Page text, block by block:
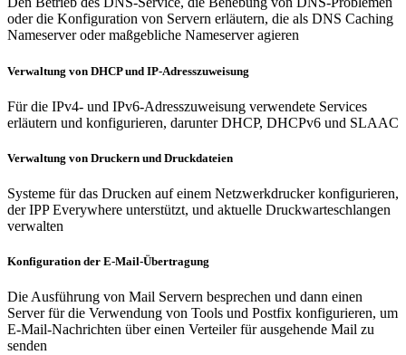
oder die Konfiguration von Servern erläutern, die als DNS Caching
Nameserver oder maßgebliche Nameserver agieren
Verwaltung von DHCP und IP-Adresszuweisung
Für die IPv4- und IPv6-Adresszuweisung verwendete Services
erläutern und konfigurieren, darunter DHCP, DHCPv6 und SLAAC
Verwaltung von Druckern und Druckdateien
Systeme für das Drucken auf einem Netzwerkdrucker konfigurieren,
der IPP Everywhere unterstützt, und aktuelle Druckwarteschlangen
verwalten
Konfiguration der E-Mail-Übertragung
Die Ausführung von Mail Servern besprechen und dann einen
Server für die Verwendung von Tools und Postfix konfigurieren, um
E-Mail-Nachrichten über einen Verteiler für ausgehende Mail zu
senden